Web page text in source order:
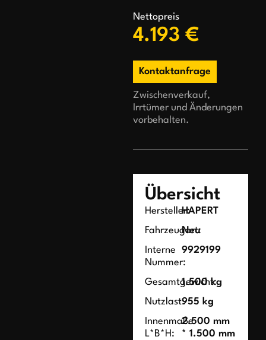
Nettopreis
4.193 €
Kontaktanfrage
Zwischenverkauf,
Irrtümer und Änderungen
vorbehalten.
Übersicht
Hersteller:HAPERT
Fahrzeugart:
Neu
Interne
Nummer:
9929199
Gesamtgewicht:
1.500 kg
Nutzlast:955 kg
Innenmaße
L*B*H:
2.500 mm
* 1.500 mm